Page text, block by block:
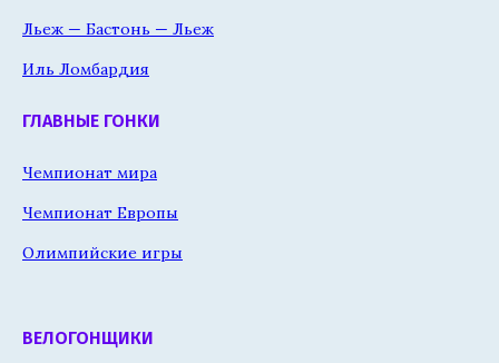
Льеж — Бастонь — Льеж
Иль Ломбардия
ГЛАВНЫЕ ГОНКИ
Чемпионат мира
Чемпионат Европы
Олимпийские игры
ВЕЛОГОНЩИКИ